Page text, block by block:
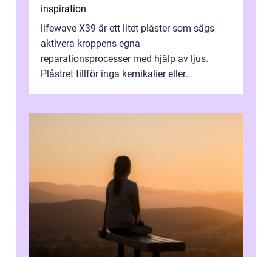
inspiration
lifewave X39 är ett litet plåster som sägs
aktivera kroppens egna
reparationsprocesser med hjälp av ljus.
Plåstret tillför inga kemikalier eller